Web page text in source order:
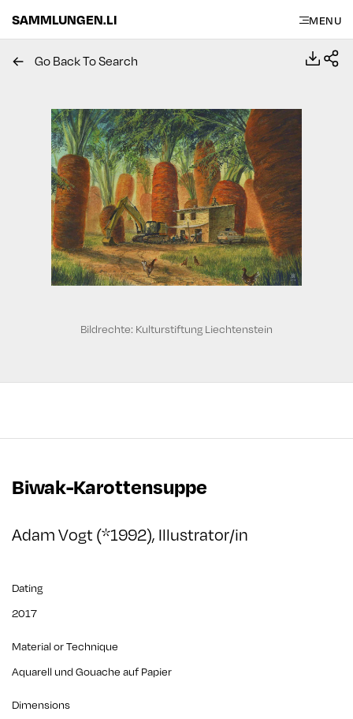
SAMMLUNGEN.LI MENU
Bildrechte: Kulturstiftung Liechtenstein
Go Back To Search
Biwak-Karottensuppe
Adam Vogt (*1992), Illustrator/in
Dating
2017
Material or Technique
Aquarell und Gouache auf Papier
Dimensions